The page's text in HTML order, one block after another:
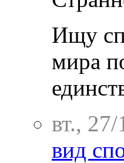
Ищу
мира
вт.,
вид